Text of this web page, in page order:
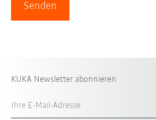
Senden
KUKA Newsletter abonnieren
Ihre E-Mail-Adresse